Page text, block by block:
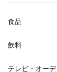
食品
飲料